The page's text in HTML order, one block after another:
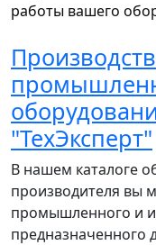
работы вашего
"ТехЭксперт"
В нашем каталоге
производителя вы
промышленного и
предназначенного